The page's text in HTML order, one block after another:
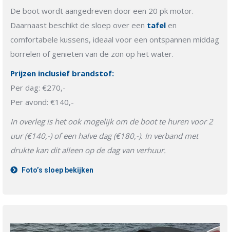
De boot wordt aangedreven door een 20 pk motor.
Daarnaast beschikt de sloep over een tafel en
comfortabele kussens, ideaal voor een ontspannen middag
borrelen of genieten van de zon op het water.
Prijzen inclusief brandstof:
Per dag: €270,-
Per avond: €140,-
In overleg is het ook mogelijk om de boot te huren voor 2
uur (€140,-) of een halve dag (€180,-). In verband met
drukte kan dit alleen op de dag van verhuur.
Foto’s sloep bekijken